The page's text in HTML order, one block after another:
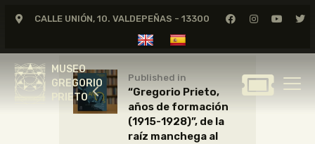
CALLE UNIÓN, 10. VALDEPEÑAS - 13300
MUSEO
GREGORIO
PRIETO
MUSEO
GREGORIO
GREGORIO PRIETO
Published in
“Gregorio Prieto,
años de formación
(1915-1928)”, de la
raíz manchega al